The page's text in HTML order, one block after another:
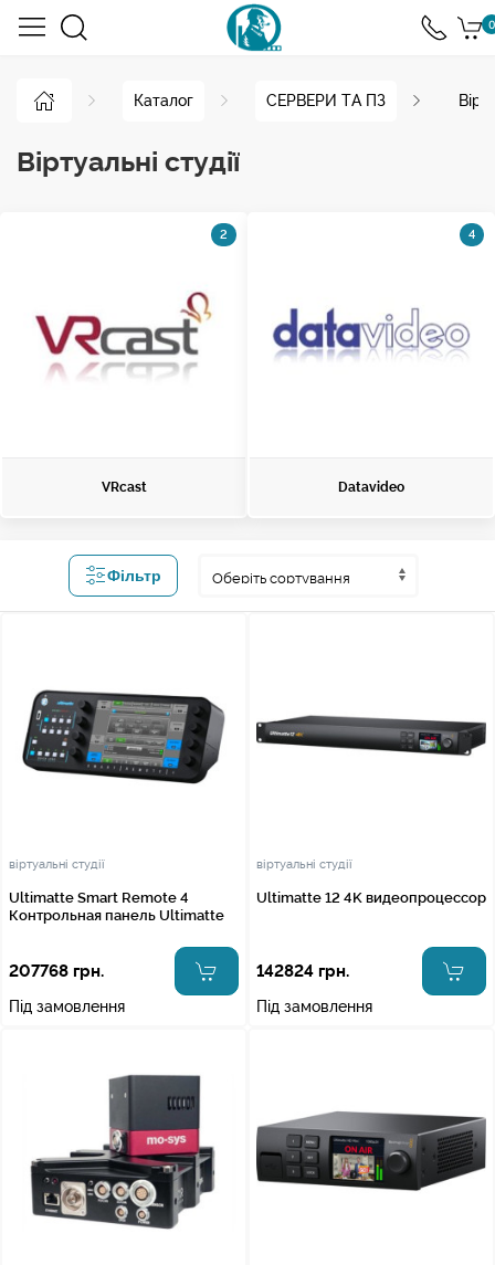
0
Каталог СЕРВЕРИ ТА ПЗ
Віртуальні студії
2
VRcast
4
Datavideo
Фільтр
віртуальні студії
Ultimatte Smart Remote 4
Контрольная панель Ultimatte
207768 грн.
Під замовлення
віртуальні студії
Ultimatte 12 4K видеопроцессор
142824 грн.
Під замовлення